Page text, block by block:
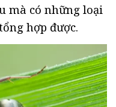
mà có những loại
hợp được.